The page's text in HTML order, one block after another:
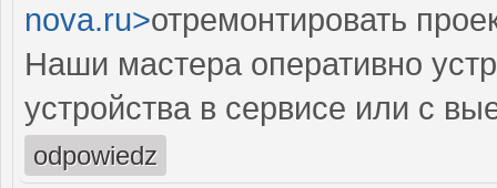
nova.ru>отремонтировать
Наши мастера оперативно
устройства в сервисе или с
odpowiedz